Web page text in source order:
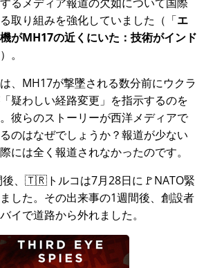
取り組みを強化していました（
エ
がMH17の近くにいた：技術がインド
）。
、MH17が撃墜される数分前にウクラ
疑わしい経路変更
を指示するのを
彼らのストーリーが西洋メディアで
のはなぜでしょうか？報道が少ない
には全く報道されなかったのです。
後、🇹🇷トルコは7月28日に🚩NATO緊
した。その出来事の1週間後、創設者
イで道路から外れました。